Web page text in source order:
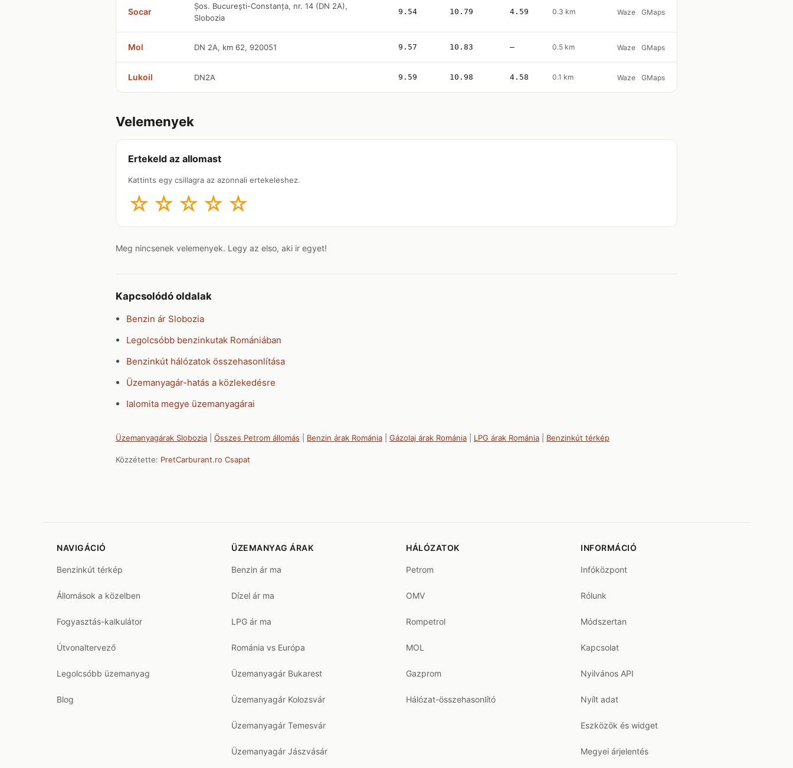
Socar
Șos. București-Constanța, nr. 14 (DN 2A),
Slobozia
9.54 10.79 4.59 0.3 km Waze GMaps
Mol DN 2A, km 62, 920051 9.57 10.83 — 0.5 km Waze GMaps
Lukoil DN2A 9.59 10.98 4.58 0.1 km Waze GMaps
Velemenyek
Ertekeld az allomast
Kattints egy csillagra az azonnali ertekeleshez.
☆ ☆ ☆ ☆ ☆
Meg nincsenek velemenyek. Legy az elso, aki ir egyet!
Kapcsolódó oldalak
Benzin ár Slobozia
Legolcsóbb benzinkutak Romániában
Benzinkút hálózatok összehasonlítása
Üzemanyagár-hatás a közlekedésre
Ialomita megye üzemanyagárai
Üzemanyagárak Slobozia Összes Petrom állomás Benzin árak Románia Gázolaj árak Románia LPG árak Románia Benzinkút térkép
Közzétette: PretCarburant.ro Csapat
NAVIGÁCIÓ
Benzinkút térkép
Állomások a közelben
Fogyasztás-kalkulátor
Útvonaltervező
Legolcsóbb üzemanyag
Blog
ÜZEMANYAG ÁRAK
Benzin ár ma
Dízel ár ma
LPG ár ma
Románia vs Európa
Üzemanyagár Bukarest
Üzemanyagár Kolozsvár
Üzemanyagár Temesvár
Üzemanyagár Jászvásár
HÁLÓZATOK
Petrom
OMV
Rompetrol
MOL
Gazprom
Hálózat-összehasonlító
INFORMÁCIÓ
Infóközpont
Rólunk
Módszertan
Kapcsolat
Nyilvános API
Nyílt adat
Eszközök és widget
Megyei árjelentés